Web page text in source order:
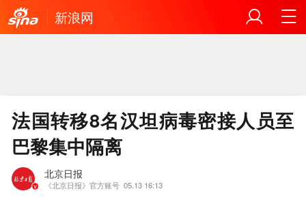
新浪网
法国转移8名汉坦病毒密接人员至
巴黎集中隔离
北京日报
《北京日报》官方账号 05.13 16:13